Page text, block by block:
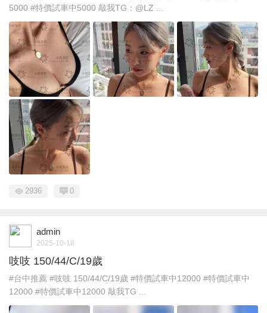
5000 #特價試車中5000 敲我TG：@LZ ...
2936 0
admin
2025-10-18
吱吱 150/44/C/19歲
#台中推薦 #吱吱 150/44/C/19歲 #特價試車中12000 #特價試車中
12000 #特價試車中12000 敲我TG ...